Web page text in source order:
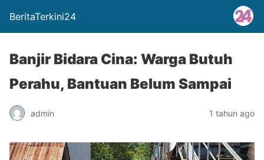
BeritaTerkini24
Banjir Bidara Cina: Warga Butuh
Perahu, Bantuan Belum Sampai
admin 1 tahun ago